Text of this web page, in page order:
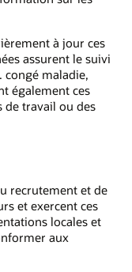
à jour ces
assurent le suivi
congé maladie,
également ces
de travail ou des
recrutement et de
et exercent ces
locales et
aux